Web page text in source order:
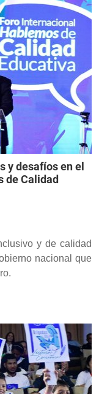
y desafíos en el
de Calidad
y de calidad
nacional que